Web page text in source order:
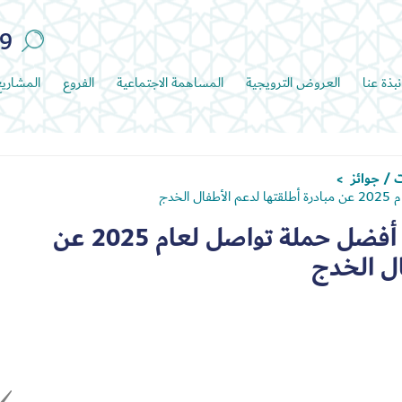
نبذة عنا العروض الترويجية المساهمة الاجتماعية الفروع
/ جوائز >
تعاونية الاتحاد تفوز بجائزة أفضل حملة تواصل لعام 2025 عن
الخدج